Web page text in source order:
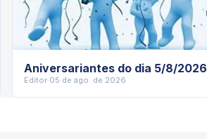
Aniversariantes do dia 5/8/2026
Editor·05 de ago. de 2026